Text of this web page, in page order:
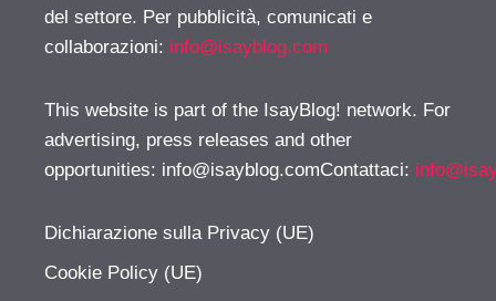
del settore. Per pubblicità, comunicati e
collaborazioni: info@isayblog.com
This website is part of the IsayBlog! network. For
advertising, press releases and other
opportunities: info@isayblog.comContattaci:
Dichiarazione sulla Privacy (UE)
Cookie Policy (UE)